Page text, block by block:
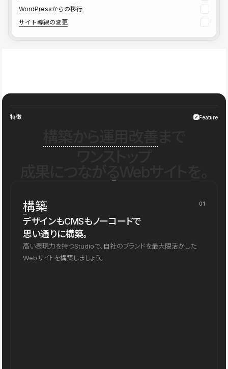
WordPressからの移行
サイト導線の変更
特徴 Feature
構築 01
デザインもCMSもノーコードで
思い通りに構築。
高い表現力を持つStudioで、自社のブランドを最大限活かした
Webサイトを構築しましょう。